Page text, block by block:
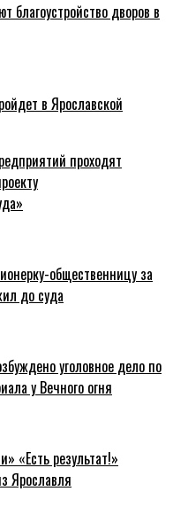
благоустройство дворов в
в Ярославской
проходят
общественницу за
до суда
уголовное дело по
у Вечного огня
«Есть результат!»
Ярославля